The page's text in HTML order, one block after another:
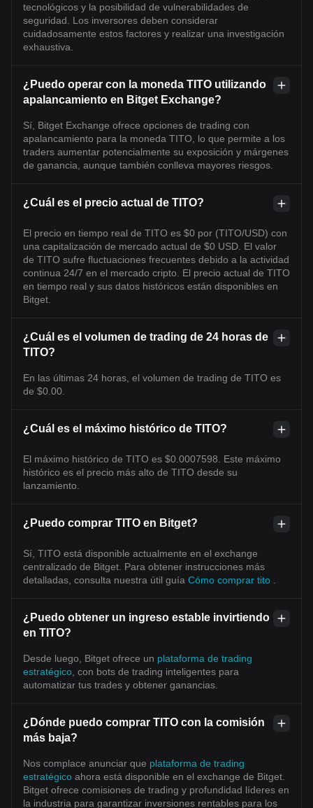
tecnológicos y la posibilidad de vulnerabilidades de
seguridad. Los inversores deben considerar
cuidadosamente estos factores y realizar una investigación
exhaustiva.
¿Puedo operar con la moneda TITO utilizando
apalancamiento en Bitget Exchange?
Sí, Bitget Exchange ofrece opciones de trading con
apalancamiento para la moneda TITO, lo que permite a los
traders aumentar potencialmente su exposición y márgenes
de ganancia, aunque también conlleva mayores riesgos.
¿Cuál es el precio actual de TITO?
El precio en tiempo real de TITO es $0 por (TITO/USD) con
una capitalización de mercado actual de $0 USD. El valor
de TITO sufre fluctuaciones frecuentes debido a la actividad
continua 24/7 en el mercado cripto. El precio actual de TITO
en tiempo real y sus datos históricos están disponibles en
Bitget.
¿Cuál es el volumen de trading de 24 horas de
TITO?
En las últimas 24 horas, el volumen de trading de TITO es
de $0.00.
¿Cuál es el máximo histórico de TITO?
El máximo histórico de TITO es $0.0007598. Este máximo
histórico es el precio más alto de TITO desde su
lanzamiento.
¿Puedo comprar TITO en Bitget?
Sí, TITO está disponible actualmente en el exchange
centralizado de Bitget. Para obtener instrucciones más
detalladas, consulta nuestra útil guía Cómo comprar tito
¿Puedo obtener un ingreso estable invirtiendo
en TITO?
Desde luego, Bitget ofrece un plataforma de trading
estratégico , con bots de trading inteligentes para
automatizar tus trades y obtener ganancias.
¿Dónde puedo comprar TITO con la comisión
más baja?
Nos complace anunciar que plataforma de trading
estratégico ahora está disponible en el exchange de Bitget.
Bitget ofrece comisiones de trading y profundidad líderes en
la industria para garantizar inversiones rentables para los